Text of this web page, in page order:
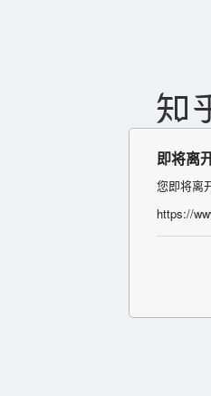
即将离
您即将离
https://